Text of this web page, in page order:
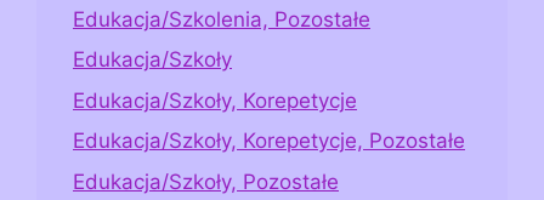
Edukacja/Szkolenia, Pozostałe
Edukacja/Szkoły
Edukacja/Szkoły, Korepetycje
Edukacja/Szkoły, Korepetycje, Pozostałe
Edukacja/Szkoły, Pozostałe